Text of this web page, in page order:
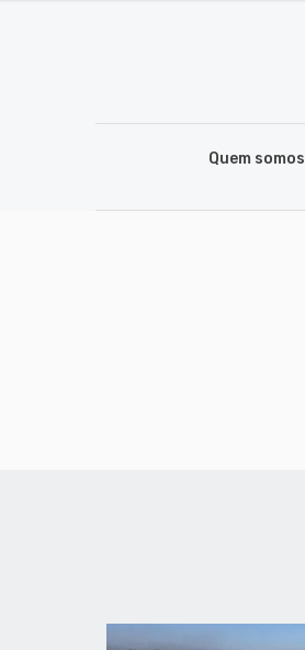
Quem somos